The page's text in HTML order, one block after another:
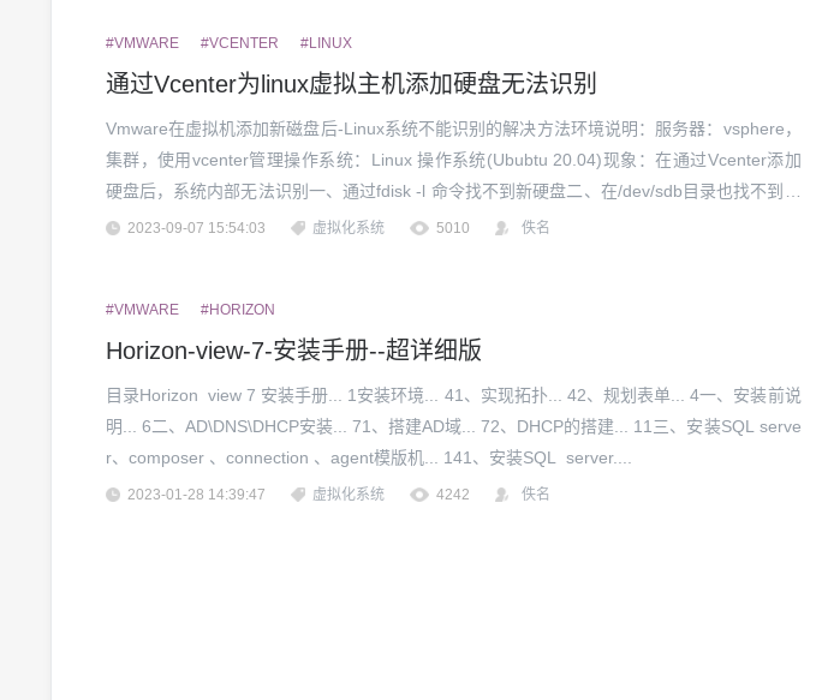
#VMWARE #VCENTER #LINUX
通过Vcenter为linux虚拟主机添加硬盘无法识别
Vmware在虚拟机添加新磁盘后-Linux系统不能识别的解决方法环境说明：服务器：vsphere，
集群，使用vcenter管理操作系统：Linux 操作系统(Ububtu 20.04)现象：在通过Vcenter添加
硬盘后，系统内部无法识别一、通过fdisk -l 命令找不到新硬盘二、在/dev/sdb目录也找不到对
应内容解决过程：一、由于是生产环境，无法重启二、尝试按照网上说法扫描新...
2023-09-07 15:54:03 虚拟化系统 5010 佚名
#VMWARE #HORIZON
Horizon-view-7-安装手册--超详细版
目录Horizon view 7 安装手册... 1安装环境... 41、实现拓扑... 42、规划表单... 4一、安装前说
明... 6二、AD\DNS\DHCP安装... 71、搭建AD域... 72、DHCP的搭建... 11三、安装SQL serve
r、composer 、connection 、agent模版机... 141、安装SQL server....
2023-01-28 14:39:47 虚拟化系统 4242 佚名